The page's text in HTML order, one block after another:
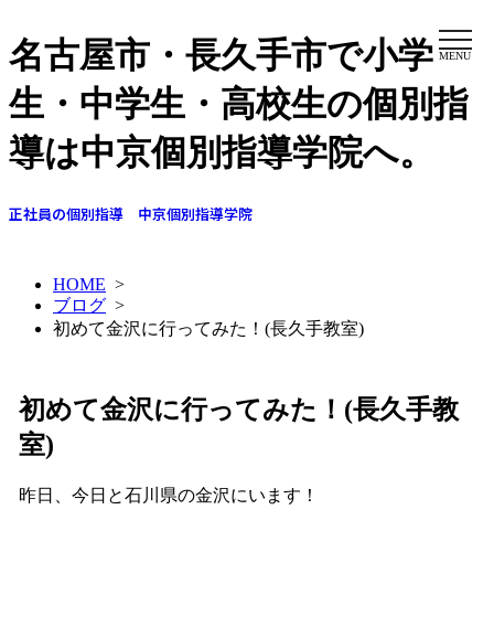
名古屋市・長久手市で小学
生・中学生・高校生の個別指
導は中京個別指導学院へ。
正社員の個別指導 中京個別指導学院
MENU
HOME >
ブログ >
初めて金沢に行ってみた！(長久手教室)
初めて金沢に行ってみた！(長久手教
室)
昨日、今日と石川県の金沢にいます！